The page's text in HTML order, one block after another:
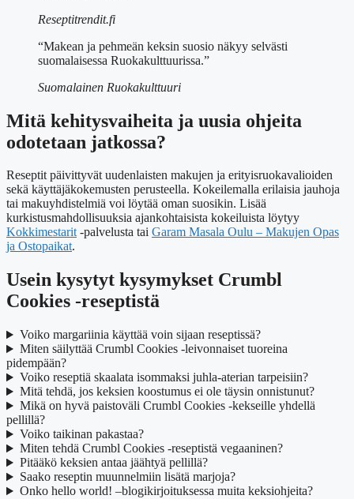
Reseptitrendit.fi
“Makean ja pehmeän keksin suosio näkyy selvästi
suomalaisessa Ruokakulttuurissa.”
Suomalainen Ruokakulttuuri
Mitä kehitysvaiheita ja uusia ohjeita
odotetaan jatkossa?
Reseptit päivittyvät uudenlaisten makujen ja erityisruokavalioiden
sekä käyttäjäkokemusten perusteella. Kokeilemalla erilaisia jauhoja
tai makuyhdistelmiä voi löytää oman suosikin. Lisää
kurkistusmahdollisuuksia ajankohtaisista kokeiluista löytyy
Kokkimestarit-palvelusta tai Garam Masala Oulu – Makujen Opas
ja Ostopaikat.
Usein kysytyt kysymykset Crumbl
Cookies -reseptistä
Voiko margariinia käyttää voin sijaan reseptissä?
Miten säilyttää Crumbl Cookies -leivonnaiset tuoreina
pidempään?
Voiko reseptiä skaalata isommaksi juhla-aterian tarpeisiin?
Mitä tehdä, jos keksien koostumus ei ole täysin onnistunut?
Mikä on hyvä paistoväli Crumbl Cookies -kekseille yhdellä
pellillä?
Voiko taikinan pakastaa?
Miten tehdä Crumbl Cookies -reseptistä vegaaninen?
Pitääkö keksien antaa jäähtyä pellillä?
Saako reseptin muunnelmiin lisätä marjoja?
Onko hello world! –blogikirjoituksessa muita keksiohjeita?